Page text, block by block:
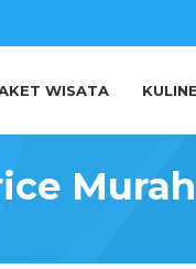
WISATA
Murah